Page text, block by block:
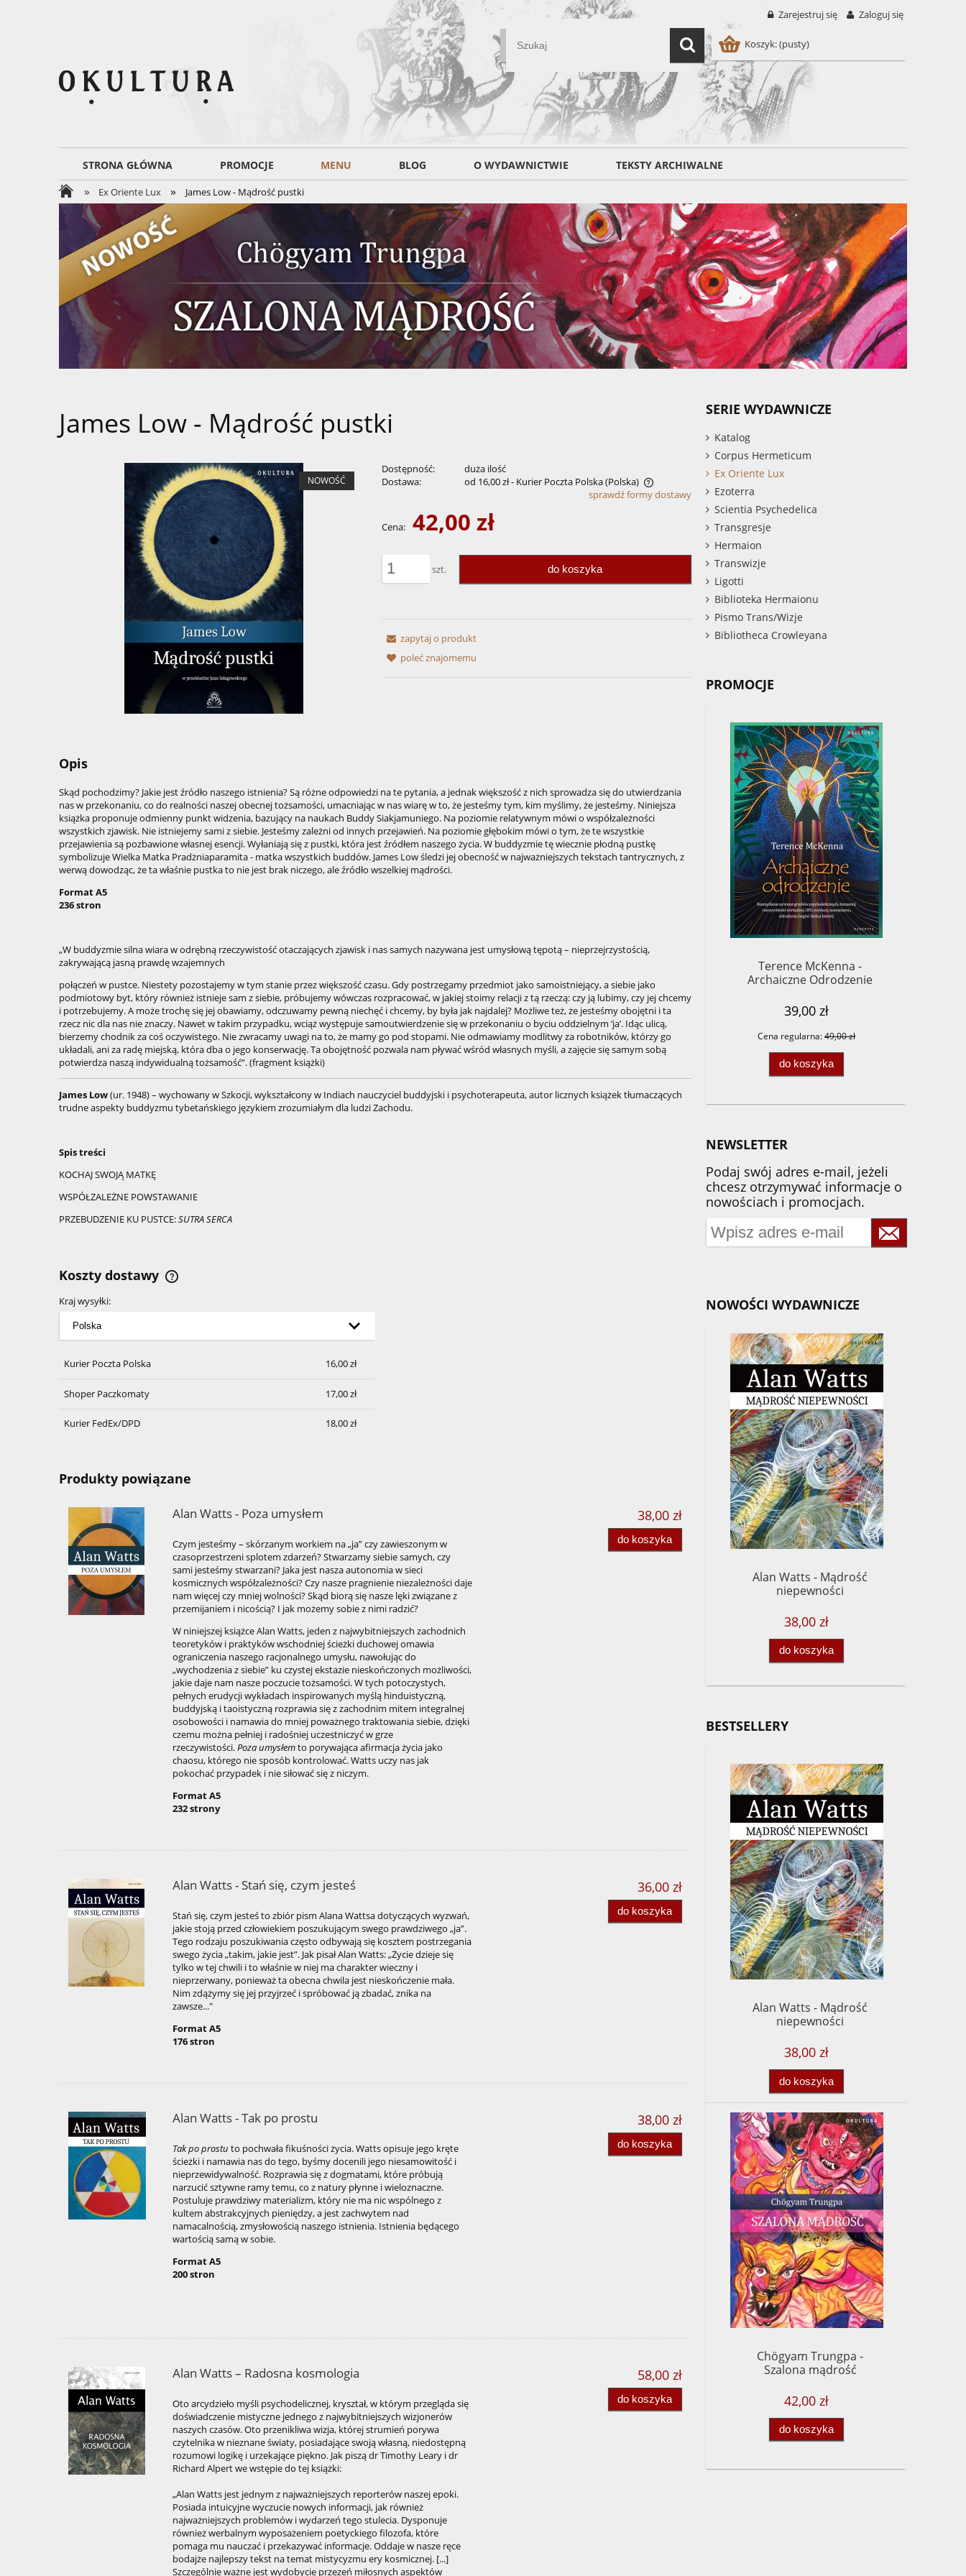
Zarejestruj się Zaloguj się
Koszyk:(pusty)
STRONA GŁÓWNA PROMOCJE MENU BLOG O WYDAWNICTWIE TEKSTY ARCHIWALNE
» Ex Oriente Lux » James Low - Mądrość pustki
James Low - Mądrość pustki
NOWOŚĆ
Dostępność:
duża ilość
Dostawa:
od 16,00 zł- Kurier Poczta Polska(Polska)
Cena nie zawiera ewentualnych kosztów
płatności
sprawdź formy dostawy
Cena: 42,00 zł
szt. do koszyka
zapytaj o produkt
poleć znajomemu
Opis
Skąd pochodzimy? Jakie jest źródło naszego istnienia? Są różne odpowiedzi na te pytania, a jednak większość z nich sprowadza się do utwierdzania
nas w przekonaniu, co do realności naszej obecnej tożsamości, umacniając w nas wiarę w to, że jesteśmy tym, kim myślimy, że jesteśmy. Niniejsza
książka proponuje odmienny punkt widzenia, bazujący na naukach Buddy Siakjamuniego. Na poziomie relatywnym mówi o współzależności
wszystkich zjawisk. Nie istniejemy sami z siebie. Jesteśmy zależni od innych przejawień. Na poziomie głębokim mówi o tym, że te wszystkie
przejawienia są pozbawione własnej esencji. Wyłaniają się z pustki, która jest źródłem naszego życia. W buddyzmie tę wiecznie płodną pustkę
symbolizuje Wielka Matka Pradżniaparamita - matka wszystkich buddów. James Low śledzi jej obecność w najważniejszych tekstach tantrycznych, z
werwą dowodząc, że ta właśnie pustka to nie jest brak niczego, ale źródło wszelkiej mądrości.
Format A5
236 stron
„W buddyzmie silna wiara w odrębną rzeczywistość otaczających zjawisk i nas samych nazywana jest umysłową tępotą – nieprzejrzystością,
zakrywającą jasną prawdę wzajemnych
połączeń w pustce. Niestety pozostajemy w tym stanie przez większość czasu. Gdy postrzegamy przedmiot jako samoistniejący, a siebie jako
podmiotowy byt, który również istnieje sam z siebie, próbujemy wówczas rozpracować, w jakiej stoimy relacji z tą rzeczą: czy ją lubimy, czy jej chcemy
i potrzebujemy. A może trochę się jej obawiamy, odczuwamy pewną niechęć i chcemy, by była jak najdalej? Możliwe też, że jesteśmy obojętni i ta
rzecz nic dla nas nie znaczy. Nawet w takim przypadku, wciąż występuje samoutwierdzenie się w przekonaniu o byciu oddzielnym ‘ja’. Idąc ulicą,
bierzemy chodnik za coś oczywistego. Nie zwracamy uwagi na to, że mamy go pod stopami. Nie odmawiamy modlitwy za robotników, którzy go
układali, ani za radę miejską, która dba o jego konserwację. Ta obojętność pozwala nam pływać wśród własnych myśli, a zajęcie się samym sobą
potwierdza naszą indywidualną tożsamość”. (fragment książki)
James Low(ur. 1948) – wychowany w Szkocji, wykształcony w Indiach nauczyciel buddyjski i psychoterapeuta, autor licznych książek tłumaczących
trudne aspekty buddyzmu tybetańskiego językiem zrozumiałym dla ludzi Zachodu.
Spis treści
KOCHAJ SWOJĄ MATKĘ
WSPÓŁZALEŻNE POWSTAWANIE
PRZEBUDZENIE KU PUSTCE:SUTRA SERCA
Koszty dostawy
Kraj wysyłki:
Kurier Poczta Polska 16,00 zł
Shoper Paczkomaty 17,00 zł
Kurier FedEx/DPD 18,00 zł
Produkty powiązane
Alan Watts - Poza umysłem
Czym jesteśmy – skórzanym workiem na „ja” czy zawieszonym w
czasoprzestrzeni splotem zdarzeń? Stwarzamy siebie samych, czy
sami jesteśmy stwarzani? Jaka jest nasza autonomia w sieci
kosmicznych współzależności? Czy nasze pragnienie niezależności daje
nam więcej czy mniej wolności? Skąd biorą się nasze lęki związane z
przemijaniem i nicością? I jak możemy sobie z nimi radzić?
W niniejszej książce Alan Watts, jeden z najwybitniejszych zachodnich
teoretyków i praktyków wschodniej ścieżki duchowej omawia
ograniczenia naszego racjonalnego umysłu, nawołując do
„wychodzenia z siebie” ku czystej ekstazie nieskończonych możliwości,
jakie daje nam nasze poczucie tożsamości. W tych potoczystych,
pełnych erudycji wykładach inspirowanych myślą hinduistyczną,
buddyjską i taoistyczną rozprawia się z zachodnim mitem integralnej
osobowości i namawia do mniej poważnego traktowania siebie, dzięki
czemu można pełniej i radośniej uczestniczyć w grze
rzeczywistości.Poza umysłemto porywająca afirmacja życia jako
chaosu, którego nie sposób kontrolować. Watts uczy nas jak
pokochać przypadek i nie siłować się z niczym.
Format A5
232 strony
38,00 zł
do koszyka
Alan Watts - Stań się, czym jesteś
Stań się, czym jesteś to zbiór pism Alana Wattsa dotyczących wyzwań,
jakie stoją przed człowiekiem poszukującym swego prawdziwego „ja”.
Tego rodzaju poszukiwania często odbywają się kosztem postrzegania
swego życia „takim, jakie jest”. Jak pisał Alan Watts: „Życie dzieje się
tylko w tej chwili i to właśnie w niej ma charakter wieczny i
nieprzerwany, ponieważ ta obecna chwila jest nieskończenie mała.
Nim zdążymy się jej przyjrzeć i spróbować ją zbadać, znika na
zawsze..."
Format A5
176 stron
36,00 zł
do koszyka
Alan Watts - Tak po prostu
Tak po prostu to pochwała fikuśności życia. Watts opisuje jego kręte
ścieżki i namawia nas do tego, byśmy docenili jego niesamowitość i
nieprzewidywalność. Rozprawia się z dogmatami, które próbują
narzucić sztywne ramy temu, co z natury płynne i wieloznaczne.
Postuluje prawdziwy materializm, który nie ma nic wspólnego z
kultem abstrakcyjnych pieniędzy, a jest zachwytem nad
namacalnością, zmysłowością naszego istnienia. Istnienia będącego
wartością samą w sobie.
Format A5
200 stron
38,00 zł
do koszyka
Alan Watts – Radosna kosmologia
Oto arcydzieło myśli psychodelicznej, kryształ, w którym przegląda się
doświadczenie mistyczne jednego z najwybitniejszych wizjonerów
naszych czasów. Oto przenikliwa wizja, której strumień porywa
czytelnika w nieznane światy, posiadające swoją własną, niedostępną
rozumowi logikę i urzekające piękno. Jak piszą dr Timothy Leary i dr
Richard Alpert we wstępie do tej książki:
„Alan Watts jest jednym z najważniejszych reporterów naszej epoki.
Posiada intuicyjne wyczucie nowych informacji, jak również
najważniejszych problemów i wydarzeń tego stulecia. Dysponuje
również werbalnym wyposażeniem poetyckiego filozofa, które
pomaga mu nauczać i przekazywać informacje. Oddaje w nasze ręce
bodajże najlepszy tekst na temat mistycyzmu ery kosmicznej. [...]
Szczególnie ważne jest wydobycie przezeń miłosnych aspektów
58,00 zł
do koszyka
SERIE WYDAWNICZE
Katalog
Corpus Hermeticum
Ex Oriente Lux
Ezoterra
Scientia Psychedelica
Transgresje
Hermaion
Transwizje
Ligotti
Biblioteka Hermaionu
Pismo Trans/Wizje
Bibliotheca Crowleyana
PROMOCJE
Terence McKenna -
Archaiczne Odrodzenie
39,00 zł
Cena regularna:49,00 zł
do koszyka
NEWSLETTER
Podaj swój adres e-mail, jeżeli
chcesz otrzymywać informacje o
nowościach i promocjach.
NOWOŚCI WYDAWNICZE
Alan Watts - Mądrość
niepewności
38,00 zł
do koszyka
BESTSELLERY
Alan Watts - Mądrość
niepewności
38,00 zł
do koszyka
Chögyam Trungpa -
Szalona mądrość
42,00 zł
do koszyka